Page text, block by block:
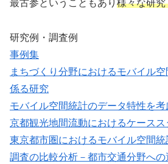
最古参ということもあり 様々な研究
研究例・調査例
事例集
まちづくり分野におけるモバイル
係る研究
モバイル空間統計のデータ特性を考
京都観光地間流動におけるケースス
東京都市圏におけるモバイル空間
調査の比較分析－都市交通分野への